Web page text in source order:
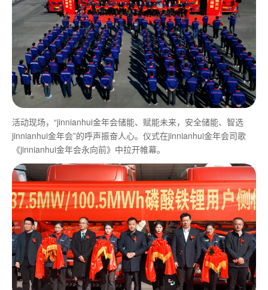
活动现场，“jinnianhui金年会储能、赋能未来，安全储能、智选
jinnianhui金年会”的呼声振奋人心。仪式在jinnianhui金年会司歌
《jinnianhui金年会永向前》中拉开帷幕。